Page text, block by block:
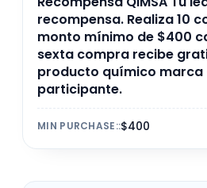
recompensa. Realiza 10
monto mínimo de $400
sexta compra recibe
producto químico marca
participante.
MIN PURCHASE::$400